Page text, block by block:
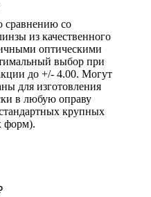
сравнению со
из качественного
оптическими
выбор при
до +/- 4.00. Могут
для изготовления
в любую оправу
крупных
форм).